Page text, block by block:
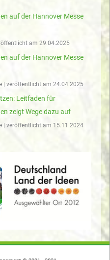
auf der Hannover Messe
am 29.04.2025
auf der Hannover Messe
veröffentlicht am 24.04.2025
Leitfaden für
zeigt Wege dazu auf
veröffentlicht am 15.11.2024